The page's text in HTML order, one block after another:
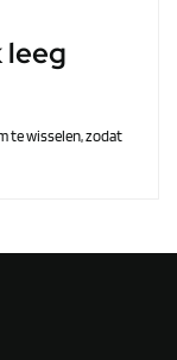
leeg
te wisselen, zodat